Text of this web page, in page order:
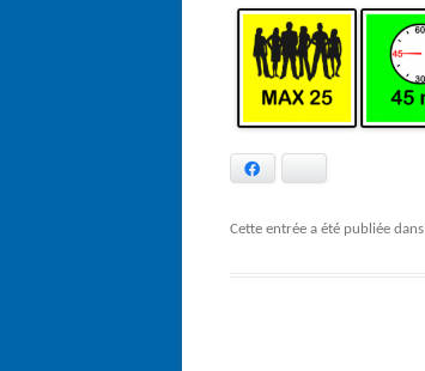
Cette entrée a été publiée dans